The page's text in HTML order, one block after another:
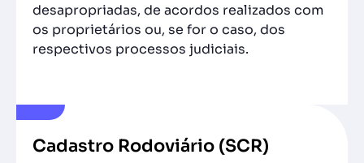
desapropriadas, de acordos realizados com
os proprietários ou, se for o caso, dos
respectivos processos judiciais.
Cadastro Rodoviário (SCR)